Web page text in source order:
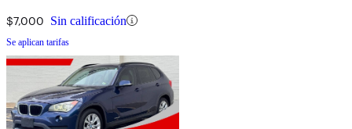
$7,000 Sin calificación
Se aplican tarifas